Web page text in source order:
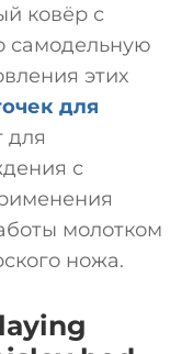
ковёр с
самодельную
этих
для
для
с
молотком
ножа.